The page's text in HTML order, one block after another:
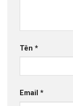
Tên *
Email *